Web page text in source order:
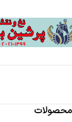
محصولات